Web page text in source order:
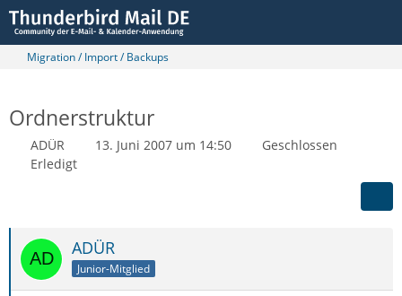
Migration / Import / Backups
Ordnerstruktur
ADÜR 13. Juni 2007 um 14:50
Geschlossen
Erledigt
ADÜR
Junior-Mitglied